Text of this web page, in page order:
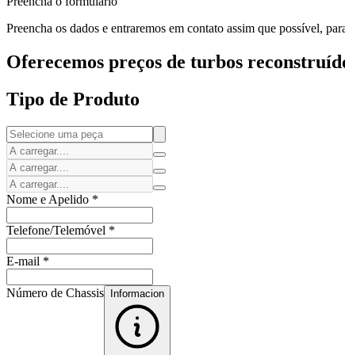
Preencha os dados e entraremos em contato assim que possível,
Oferecemos preços de turbos
Tipo de Produto
Nome e Apelido *
Telefone/Telemóvel *
E-mail *
Número de Chassis Informacion